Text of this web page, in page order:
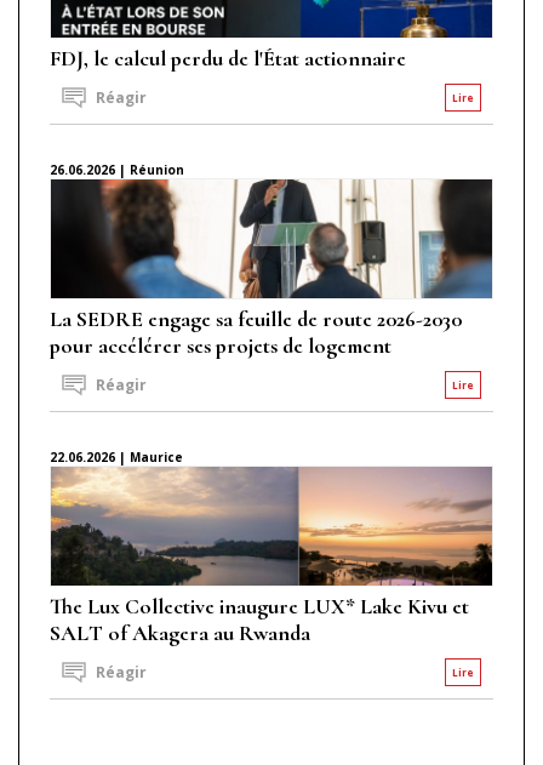
FDJ, le calcul perdu de l'État actionnaire
Lire
Réagir
26.06.2026 | Réunion
La SEDRE engage sa feuille de route 2026-2030
pour accélérer ses projets de logement
Lire
Réagir
22.06.2026 | Maurice
The Lux Collective inaugure LUX* Lake Kivu et
SALT of Akagera au Rwanda
Lire
Réagir